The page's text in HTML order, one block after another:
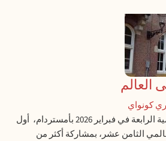
كونواي
عقدت اللجة الدولية للأممية الرابعة في فبراير 2026 بأمستردام، أول
الثامن عشر، بمشاركة أكثر من